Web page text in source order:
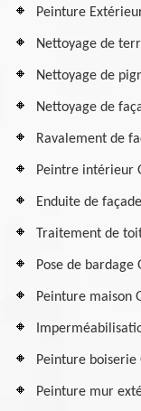
Peinture
Nettoyage de
Nettoyage de
Nettoyage de
Ravalement de
Peintre intérieur
Enduite de
Traitement de
Pose de
Peinture maison
Peinture
Peinture mur